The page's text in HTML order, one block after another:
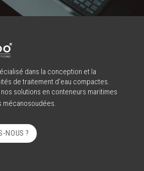
dans la conception et la
de traitement d’eau compactes.
solutions en conteneurs maritimes
mécanosoudées.
NOUS ?